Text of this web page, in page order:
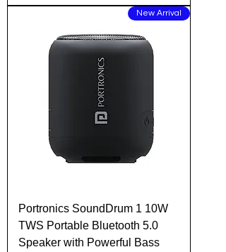
New Arrival
Portronics SoundDrum 1 10W
TWS Portable Bluetooth 5.0
Speaker with Powerful Bass